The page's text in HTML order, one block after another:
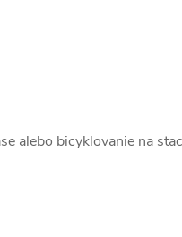
alebo bicyklovanie na